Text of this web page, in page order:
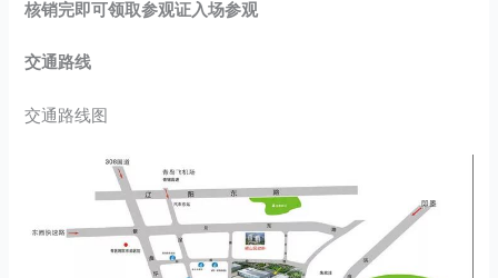
核销完即可领取参观证入场参观
交通路线
交通路线图